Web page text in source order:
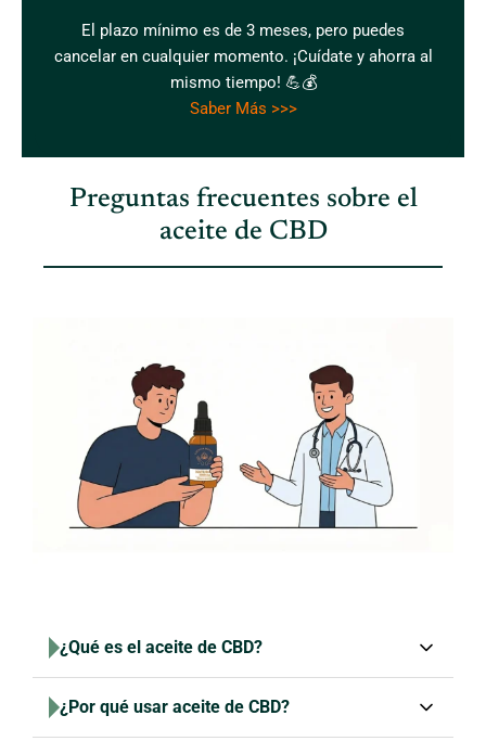
El plazo mínimo es de 3 meses, pero puedes
cancelar en cualquier momento. ¡Cuídate y ahorra al
mismo tiempo! 💪💰
Saber Más >>>
Preguntas frecuentes sobre el
aceite de CBD
¿Qué es el aceite de CBD?
natural que se encuentra en la flor resinosa del
¿Por qué usar aceite de CBD?